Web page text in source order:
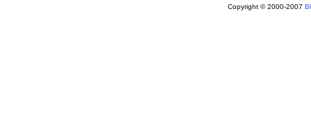
Copyright © 2000-2007